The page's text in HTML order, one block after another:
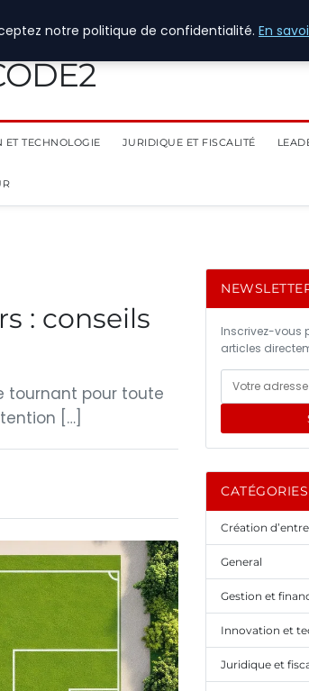
ET TECHNOLOGIE JURIDIQUE ET FISCALITÉ
: conseils
tournant pour toute
[…]
Inscrivez-vous
articles
CATÉGORIES
Création
General
Gestion et
Innovation et
Juridique et
notre politique de confidentialité. En